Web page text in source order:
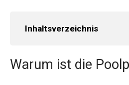
Inhaltsverzeichnis
Warum ist die